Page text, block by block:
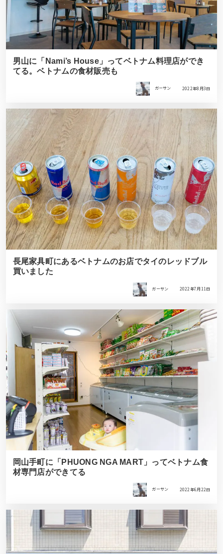
男山に「Nami’s House」ってベトナム料理店ができ
てる。ベトナムの食材販売も
ガーサン 2022年8月3日
長尾家具町にあるベトナムのお店でタイのレッドブル
買いました
ガーサン 2022年7月11日
岡山手町に「PHUONG NGA MART」ってベトナム食
材専門店ができてる
ガーサン 2022年6月22日